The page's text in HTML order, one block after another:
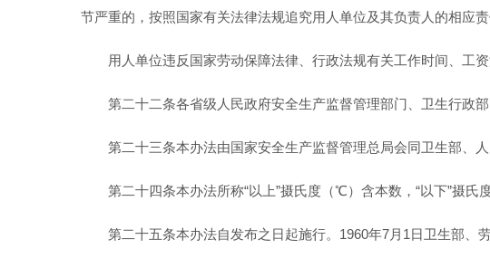
节严重的，按照国家有关法律法规追究用人单位及其负责人的相应
用人单位违反国家劳动保障法律、行政法规有关工作时间、工
第二十二条各省级人民政府安全生产监督管理部门、卫生行政
第二十三条本办法由国家安全生产监督管理总局会同卫生部、
第二十四条本办法所称“以上”摄氏度（℃）含本数，“以下”摄氏
第二十五条本办法自发布之日起施行。1960年7月1日卫生部、